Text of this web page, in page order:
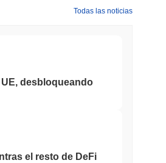
Todas las noticias
desbloqueando
el resto de DeFi